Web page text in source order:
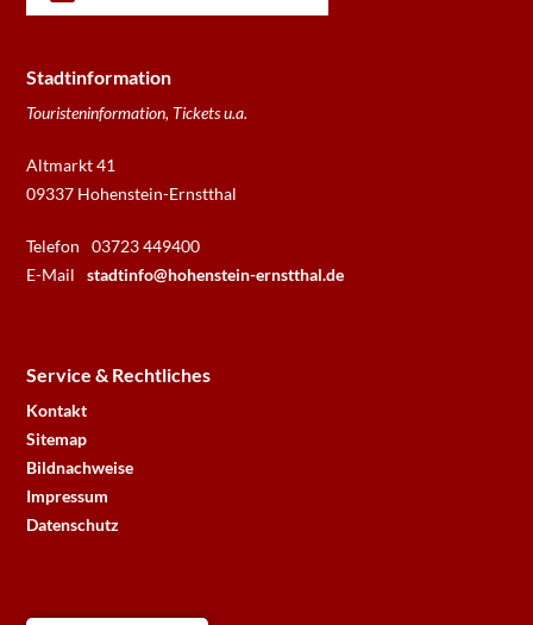
Stadtinformation
Touristeninformation, Tickets u.a.
Altmarkt 41
09337 Hohenstein-Ernstthal
Telefon
03723 449400
E-Mail
stadtinfo@hohenstein-ernstthal.de
Service & Rechtliches
Kontakt
Sitemap
Bildnachweise
Impressum
Datenschutz